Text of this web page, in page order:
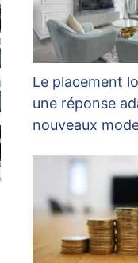
Le placement
une réponse
nouveaux